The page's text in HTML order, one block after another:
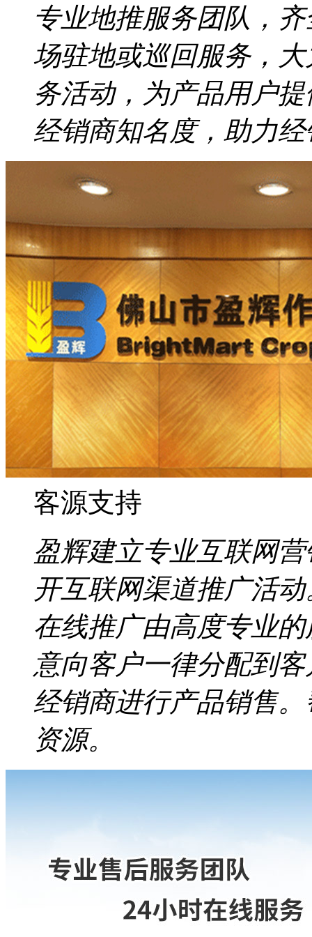
专业地推服务团队，
场驻地或巡回服务，
务活动，为产品用户
经销商知名度，助力
客源支持
盈辉建立专业互联网
开互联网渠道推广活动
在线推广由高度专业
意向客户一律分配到
经销商进行产品销售
资源。